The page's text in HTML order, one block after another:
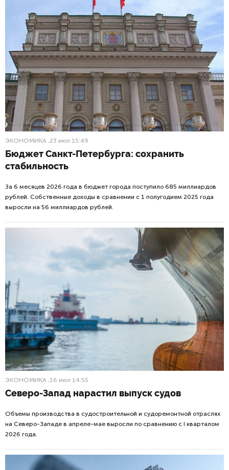
ЭКОНОМИКА ,23 июл 15:49
Бюджет Санкт-Петербурга: сохранить
стабильность
За 6 месяцев 2026 года в бюджет города поступило 685 миллиардов
рублей. Собственные доходы в сравнении с 1 полугодием 2025 года
выросли на 56 миллиардов рублей.
ЭКОНОМИКА ,16 июл 14:55
Северо-Запад нарастил выпуск судов
Объемы производства в судостроительной и судоремонтной отраслях
на Северо-Западе в апреле-мае выросли по сравнению с I кварталом
2026 года.